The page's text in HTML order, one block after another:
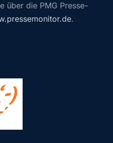
über die PMG Presse-
.